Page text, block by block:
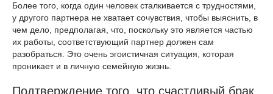
Более того, когда один человек сталкивается с трудностями,
у другого партнера не хватает сочувствия, чтобы выяснить, в
чем дело, предполагая, что, поскольку это является частью
их работы, соответствующий партнер должен сам
разобраться. Это очень эгоистичная ситуация, которая
проникает и в личную семейную жизнь.
Подтверждение того, что счастливый брак